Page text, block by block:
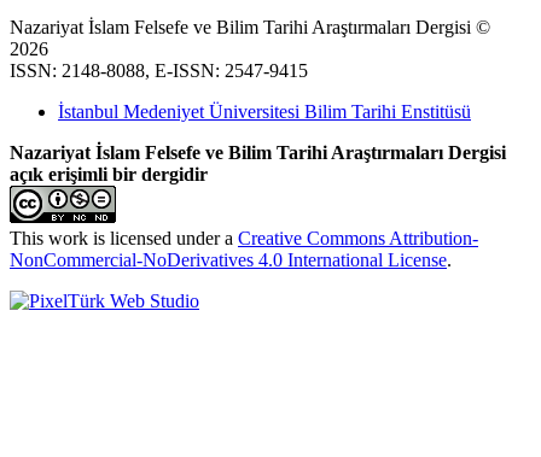
Nazariyat İslam Felsefe ve Bilim Tarihi Araştırmaları Dergisi ©
2026
ISSN: 2148-8088, E-ISSN: 2547-9415
İstanbul Medeniyet Üniversitesi Bilim Tarihi Enstitüsü
Nazariyat İslam Felsefe ve Bilim Tarihi Araştırmaları Dergisi
açık erişimli bir dergidir
This work is licensed under a Creative Commons Attribution-
NonCommercial-NoDerivatives 4.0 International License.